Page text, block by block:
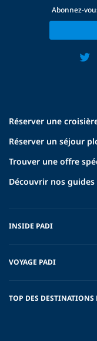
Réserver une
Réserver un séjour
Trouver une offre
Découvrir nos
INSIDE PADI
VOYAGE PADI
TOP DES DESTINATIONS
Abonnez-